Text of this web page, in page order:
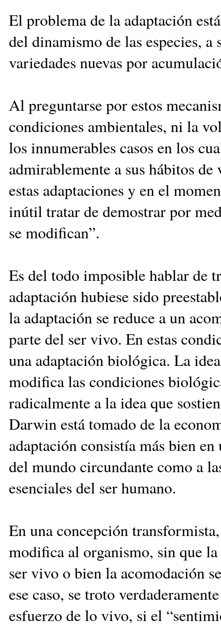
El problema de la adaptación
del dinamismo de las especies,
variedades nuevas por
Al preguntarse por estos
condiciones ambientales, ni la
los innumerables casos en los
admirablemente a sus hábitos
estas adaptaciones y en el
inútil tratar de demostrar por
se modifican”.
Es del todo imposible hablar de
adaptación hubiese sido
la adaptación se reduce a un
parte del ser vivo. En estas
una adaptación biológica. La
modifica las condiciones
radicalmente a la idea que
Darwin está tomado de la
adaptación consistía más bien
del mundo circundante como a
esenciales del ser humano.
En una concepción
modifica al organismo, sin que
ser vivo o bien la acomodación
ese caso, se troto
esfuerzo de lo vivo, si el